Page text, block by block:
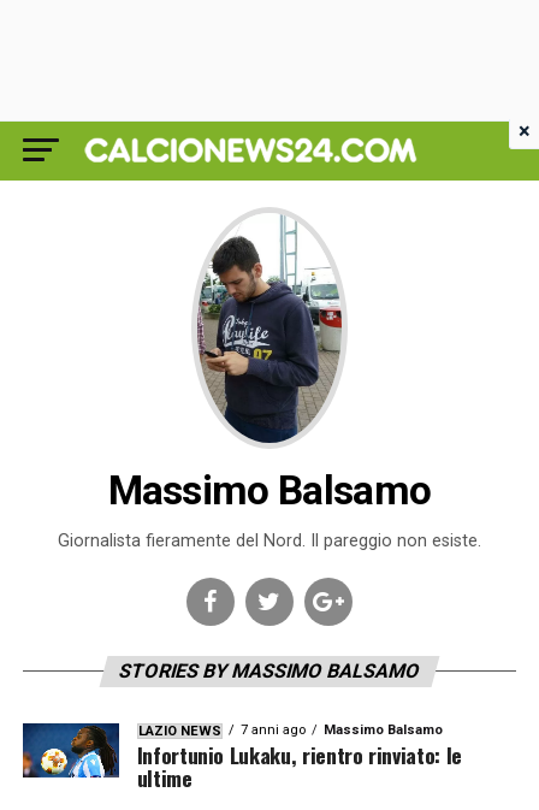
Massimo Balsamo
Giornalista fieramente del Nord. Il pareggio non esiste.
STORIES BY MASSIMO BALSAMO
LAZIO NEWS 7 anni ago Massimo Balsamo
Infortunio Lukaku, rientro rinviato: le
ultime
×